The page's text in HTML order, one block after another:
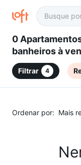
0
banheiros à venda em Jardim
Aeronave de
Campinas, SP
Filtrar 4
Ordenar por: Mais